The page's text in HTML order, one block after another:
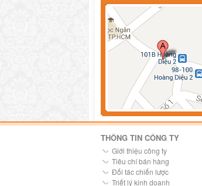
THÔNG TIN CÔNG TY
Giới thiệu công ty
Tiêu chí bán hàng
Đối tác chiến lược
Triết lý kinh doanh